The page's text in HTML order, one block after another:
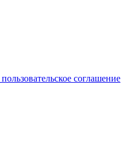
пользовательское соглашение